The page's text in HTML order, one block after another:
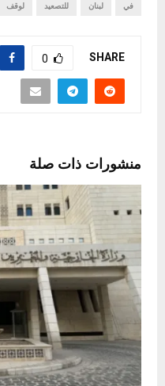
في لبنان للتصعيد لوقف
SHARE
0
منشورات ذات صلة